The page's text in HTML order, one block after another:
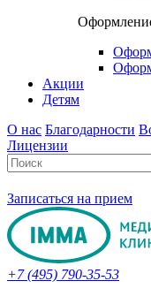
Акции
Детям
О нас Благодарности
Лицензии
Записаться на прием
+7 (495) 790-35-53